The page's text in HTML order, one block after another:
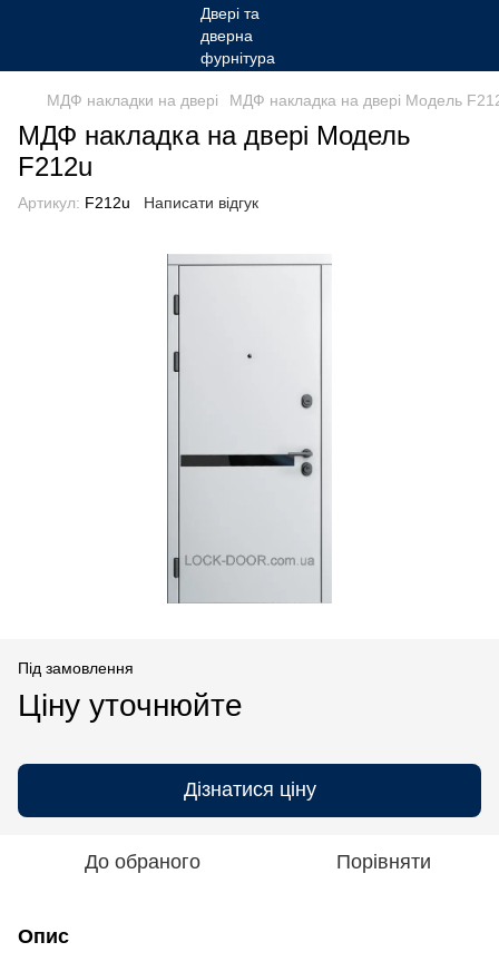
МДФ накладки на двері МДФ накладка на двері Модель
МДФ накладка на двері Модель
F212u
Артикул: F212u Написати відгук
Під замовлення
Ціну уточнюйте
Дізнатися ціну
До обраного Порівняти
Опис